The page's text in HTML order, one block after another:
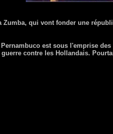
Zumba, qui vont fonder une
est sous l'emprise
contre les Hollandais.